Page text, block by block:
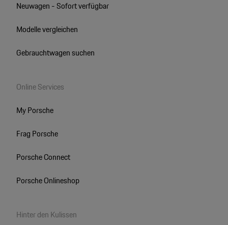
Neuwagen - Sofort verfügbar
Modelle vergleichen
Gebrauchtwagen suchen
Online Services
My Porsche
Frag Porsche
Porsche Connect
Porsche Onlineshop
Hinter den Kulissen